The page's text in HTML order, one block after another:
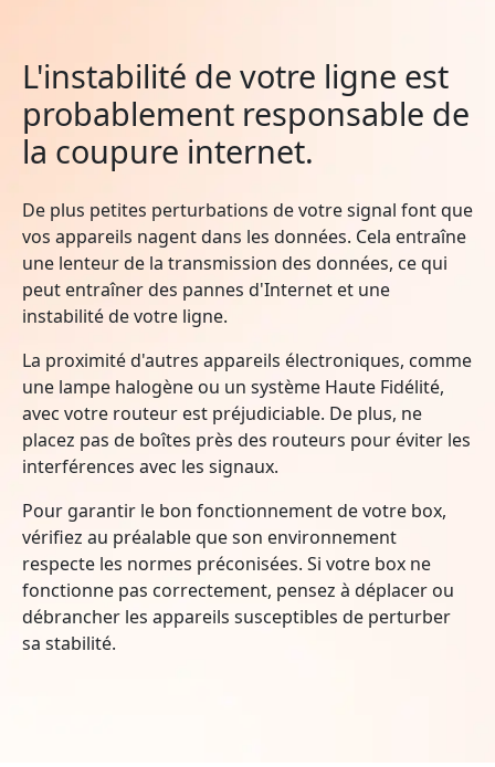
L'instabilité de votre ligne est
probablement responsable de
la coupure internet.
De plus petites perturbations de votre signal font que
vos appareils nagent dans les données. Cela entraîne
une lenteur de la transmission des données, ce qui
peut entraîner des pannes d'Internet et une
instabilité de votre ligne.
La proximité d'autres appareils électroniques, comme
une lampe halogène ou un système Haute Fidélité,
avec votre routeur est préjudiciable. De plus, ne
placez pas de boîtes près des routeurs pour éviter les
interférences avec les signaux.
Pour garantir le bon fonctionnement de votre box,
vérifiez au préalable que son environnement
respecte les normes préconisées. Si votre box ne
fonctionne pas correctement, pensez à déplacer ou
débrancher les appareils susceptibles de perturber
sa stabilité.